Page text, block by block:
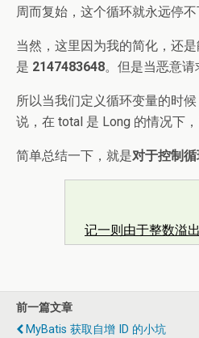
周而复始，这个循环就永远停不
当然，这里因为我的简化，还
是 2147483648。但是当恶意请
所以当我们定义循环变量的时候
说，在 total 是 Long 的情况下
简单总结一下，就是对于控制
记一则由于整数溢
前一篇文章
MyBatis 获取自增 ID 的小坑